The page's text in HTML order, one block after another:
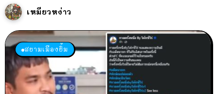
เหมียวหง่าว
สยามเมืองยิ้ม